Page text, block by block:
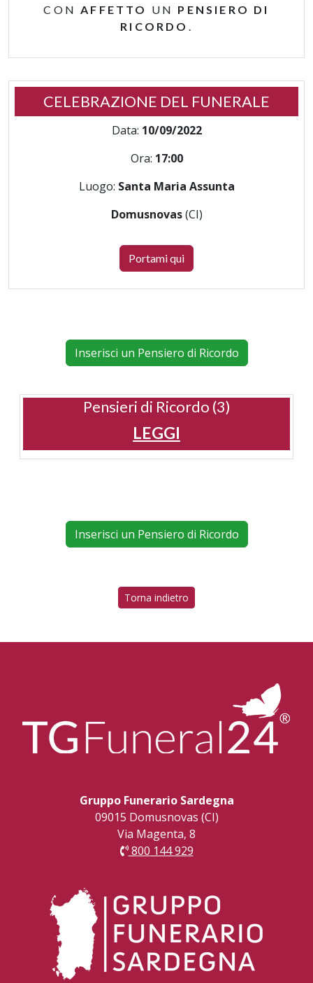
CON AFFETTO UN PENSIERO DI
RICORDO
CELEBRAZIONE DEL FUNERALE
Data: 10/09/2022
Ora: 17:00
Luogo: Santa Maria Assunta
Domusnovas(CI)
Portami qui
Inserisci un Pensiero di Ricordo
Pensieri di Ricordo (3)
LEGGI
Inserisci un Pensiero di Ricordo
Torna indietro
Gruppo Funerario Sardegna
09015 Domusnovas (CI)
Via Magenta, 8
800 144 929